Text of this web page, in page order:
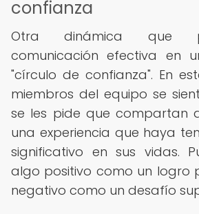
confianza
Otra dinámica que
comunicación efectiva en
"círculo de confianza". En
miembros del equipo se
se les pide que compartan
una experiencia que haya
significativo en sus vidas.
algo positivo como un logro
negativo como un desafío